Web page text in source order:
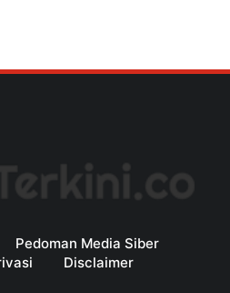
Pedoman Media Siber
Disclaimer